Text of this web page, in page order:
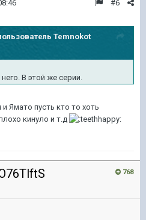
#6
Temnokot
В этой же серии.
Ямато пусть кто то хоть
кинуло и т.д
768